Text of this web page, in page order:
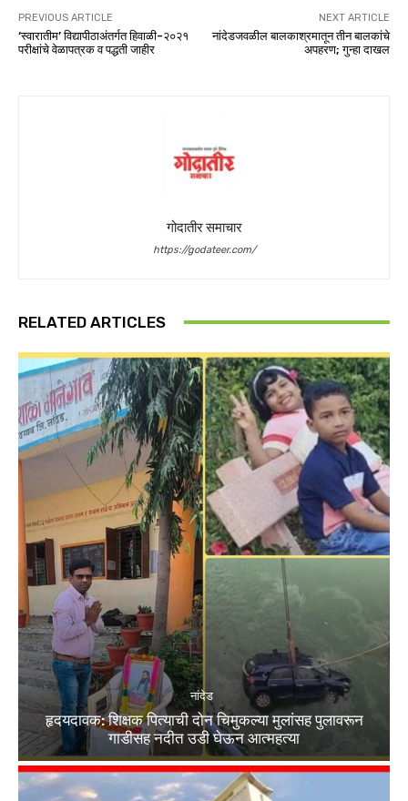
PREVIOUS ARTICLE
‘स्वारातीम’ विद्यापीठाअंतर्गत हिवाळी-२०२१
परीक्षांचे वेळापत्रक व पद्धती जाहीर
NEXT ARTICLE
नांदेडजवळील बालकाश्रमातून तीन बालकांचे
अपहरण; गुन्हा दाखल
गोदातीर समाचार
https://godateer.com/
RELATED ARTICLES
नांदेड
हृदयदावक: शिक्षक पित्याची दोन चिमुकल्या मुलांसह पुलावरून
गाडीसह नदीत उडी घेऊन आत्महत्या